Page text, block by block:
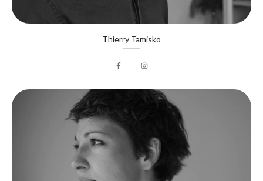
Thierry Tamisko